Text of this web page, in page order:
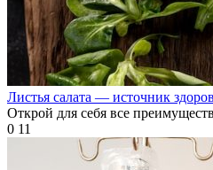
Листья салата — источник
Открой для себя все
0 11